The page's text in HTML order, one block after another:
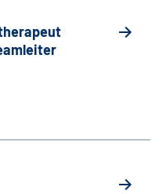
leiter